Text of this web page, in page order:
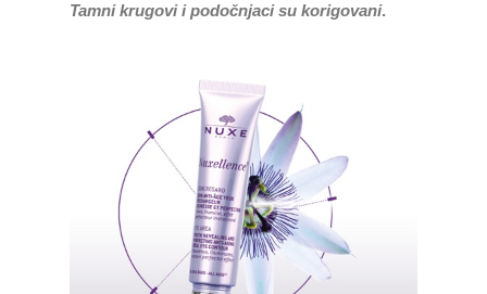
Tamni krugoviipodočnjaci su korigovani.